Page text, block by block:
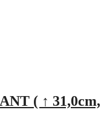
( ↑ 31,0cm,